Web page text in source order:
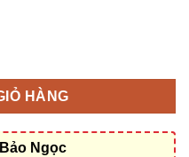
giác ở Hòa Bình rẻ đẹp số
HÀNG
Ngọc